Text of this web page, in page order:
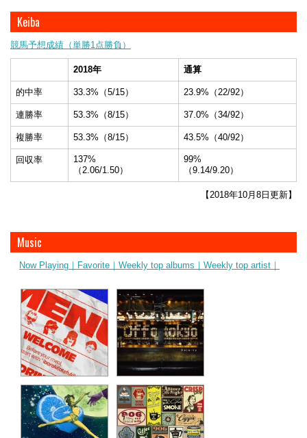
Keiba
競馬予想成績（単勝1点勝負）
2018年 通算
的中率 33.3%（5/15） 23.9%（22/92）
連勝率 53.3%（8/15） 37.0%（34/92）
複勝率 53.3%（8/15） 43.5%（40/92）
回収率
137%
（2.06/1.50）
99%
（9.14/9.20）
【2018年10月8日更新】
Music
Now Playing｜ Favorite｜ Weekly top albums｜ Weekly top artist｜
ibaraki(otefuki)
Geloomy
シンデレラ
Offo tokyo